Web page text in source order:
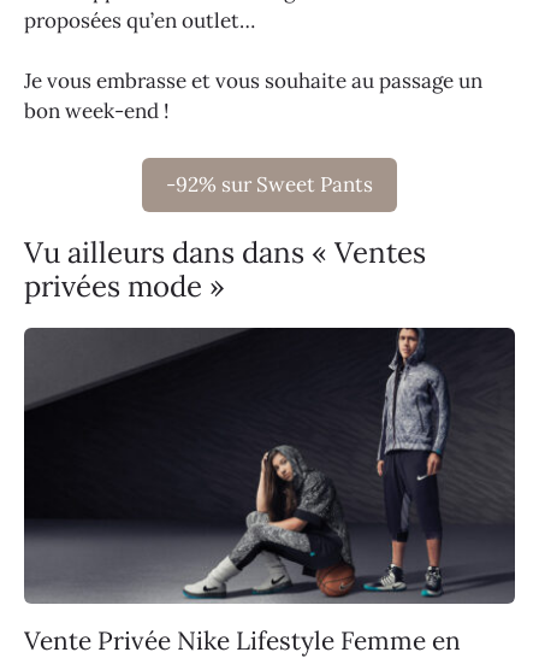
proposées qu’en outlet…
Je vous embrasse et vous souhaite au passage un
bon week-end !
-92% sur Sweet Pants
Vu ailleurs dans dans « Ventes
privées mode »
Vente Privée Nike Lifestyle Femme en